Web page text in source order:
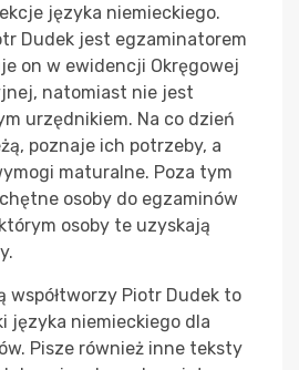
języka niemieckiego.
Dudek jest egzaminatorem
on w ewidencji Okręgowej
natomiast nie jest
urzędnikiem. Na co dzień
poznaje ich potrzeby, a
maturalne. Poza tym
osoby do egzaminów
osoby te uzyskają
współtworzy Piotr Dudek to
języka niemieckiego dla
Pisze również inne teksty